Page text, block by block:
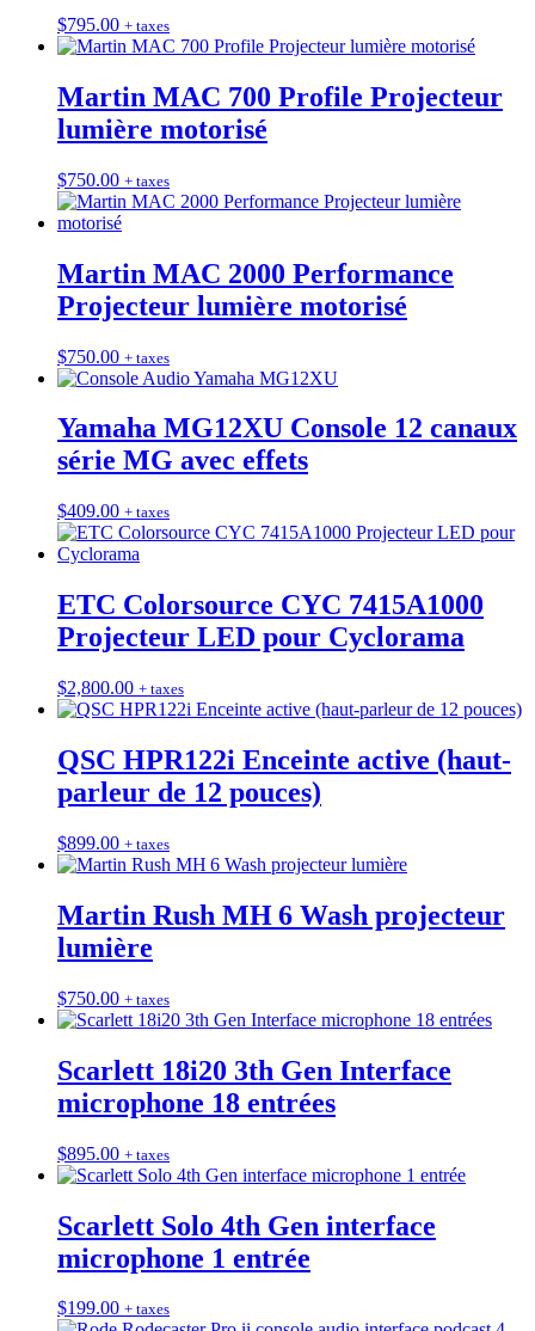
$795.00 + taxes
Martin MAC 700 Profile Projecteur
lumière motorisé
$750.00 + taxes
Martin MAC 2000 Performance
Projecteur lumière motorisé
$750.00 + taxes
Yamaha MG12XU Console 12 canaux
série MG avec effets
$409.00 + taxes
ETC Colorsource CYC 7415A1000
Projecteur LED pour Cyclorama
$2,800.00 + taxes
QSC HPR122i Enceinte active (haut-
parleur de 12 pouces)
$899.00 + taxes
Martin Rush MH 6 Wash projecteur
lumière
$750.00 + taxes
Scarlett 18i20 3th Gen Interface
microphone 18 entrées
$895.00 + taxes
Scarlett Solo 4th Gen interface
microphone 1 entrée
$199.00 + taxes